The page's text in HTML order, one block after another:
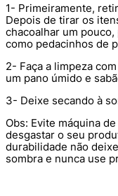
1- Primeiramente,
Depois de tirar os
chacoalhar um
como pedacinhos de
2- Faça a limpeza
um pano úmido e
3- Deixe secando à
Obs: Evite máquina
desgastar o seu
durabilidade não
sombra e nunca use